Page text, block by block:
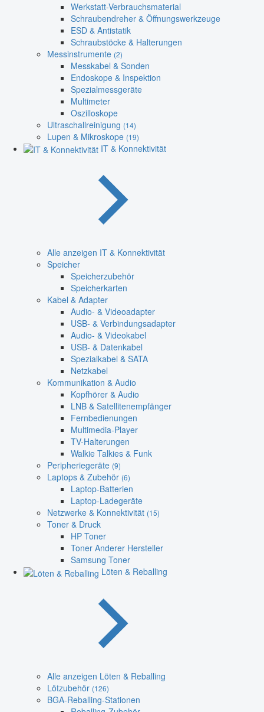
Werkstatt-Verbrauchsmaterial
Schraubendreher & Öffnungswerkzeuge
ESD & Antistatik
Schraubstöcke & Halterungen
Messinstrumente (2)
Messkabel & Sonden
Endoskope & Inspektion
Spezialmessgeräte
Multimeter
Oszilloskope
Ultraschallreinigung (14)
Lupen & Mikroskope (19)
IT & Konnektivität
Alle anzeigen IT & Konnektivität
Speicher
Speicherzubehör
Speicherkarten
Kabel & Adapter
Audio- & Videoadapter
USB- & Verbindungsadapter
Audio- & Videokabel
USB- & Datenkabel
Spezialkabel & SATA
Netzkabel
Kommunikation & Audio
Kopfhörer & Audio
LNB & Satellitenempfänger
Fernbedienungen
Multimedia-Player
TV-Halterungen
Walkie Talkies & Funk
Peripheriegeräte (9)
Laptops & Zubehör (6)
Laptop-Batterien
Laptop-Ladegeräte
Netzwerke & Konnektivität (15)
Toner & Druck
HP Toner
Toner Anderer Hersteller
Samsung Toner
Löten & Reballing
Alle anzeigen Löten & Reballing
Lötzubehör (126)
BGA-Reballing-Stationen